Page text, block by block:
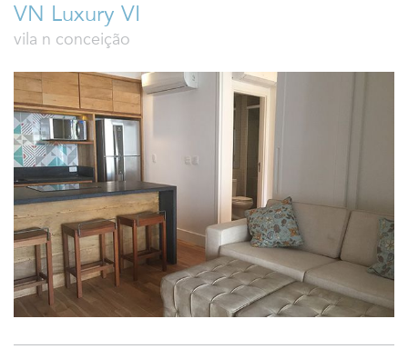
VN Luxury VI
vila n conceição